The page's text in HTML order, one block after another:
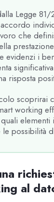
Legge 81/
che
evidenzi i
risposta
scoprirai
working
le possibilità
al